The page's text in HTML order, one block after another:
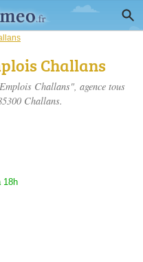
Challans
Challans", agence tous
Challans.
18h